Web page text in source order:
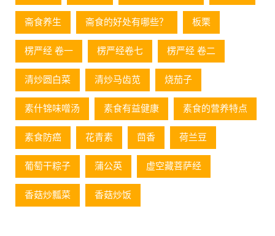
斋食养生 斋食的好处有哪些？ 板栗
楞严经 卷一 楞严经卷七 楞严经 卷二
清炒圆白菜 清炒马齿苋 烧茄子
素什锦味噌汤 素食有益健康 素食的营养特点
素食防癌 花青素 茴香 荷兰豆
葡萄⼲粽⼦ 蒲公英 虚空藏菩萨经
香菇炒瓢菜 香菇炒饭